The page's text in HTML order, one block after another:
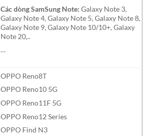
Các dòng SamSung Note: Galaxy Note 3,
Galaxy Note 4, Galaxy Note 5, Galaxy Note 8,
Galaxy Note 9, Galaxy Note 10/10+, Galaxy
Note 20,..
…
OPPO Reno8T
OPPO Reno10 5G
OPPO Reno11F 5G
OPPO Reno12 Series
OPPO Find N3